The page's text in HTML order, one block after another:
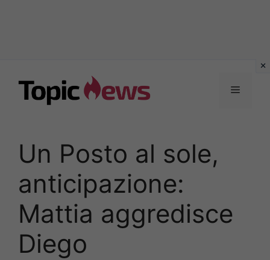
contenuto
Menu
Un Posto al sole,
anticipazione:
Mattia aggredisce
Diego